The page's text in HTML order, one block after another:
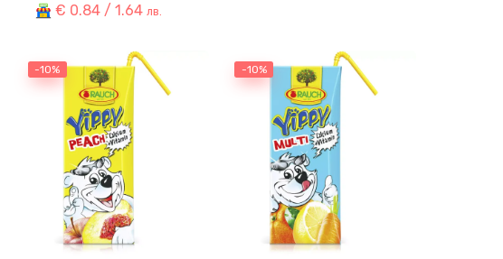
€ 0.84 / 1.64 лв.
-10% -10%